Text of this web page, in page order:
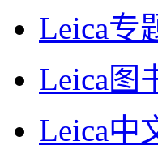
Leica专
Leica图
Leica中